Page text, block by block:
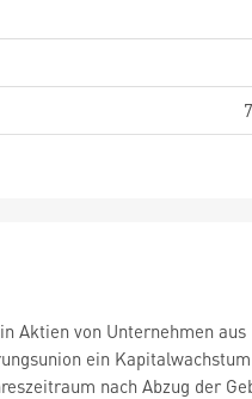
Aktien von Unternehmen aus
ein Kapitalwachstum
nach Abzug der